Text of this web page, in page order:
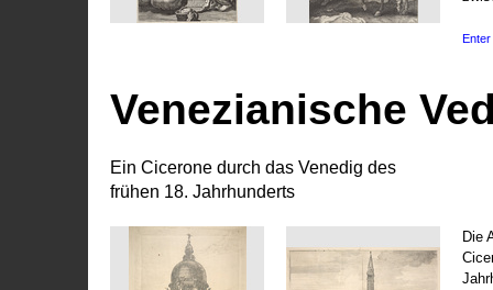
Enter
Venezianische
Ein Cicerone durch das Venedig des
frühen 18. Jahrhunderts
Die